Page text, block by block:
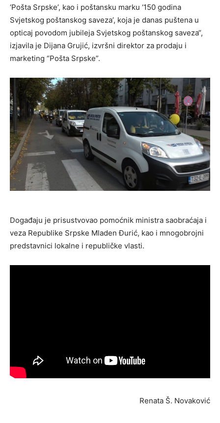
‘Pošta Srpske’, kao i poštansku marku ‘150 godina
Svjetskog poštanskog saveza’, koja je danas puštena u
opticaj povodom jubileja Svjetskog poštanskog saveza“,
izjavila je Dijana Grujić, izvršni direktor za prodaju i
marketing “Pošta Srpske”.
Događaju je prisustvovao pomoćnik ministra saobraćaja i
veza Republike Srpske Mladen Đurić, kao i mnogobrojni
predstavnici lokalne i republičke vlasti.
Renata Š. Novaković